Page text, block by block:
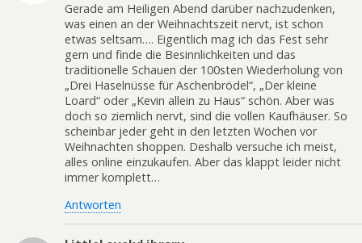
Gerade am Heiligen Abend darüber nachzudenken,
was einen an der Weihnachtszeit nervt, ist schon
etwas seltsam…. Eigentlich mag ich das Fest sehr
gern und finde die Besinnlichkeiten und das
traditionelle Schauen der 100sten Wiederholung von
„Drei Haselnüsse für Aschenbrödel“, „Der kleine
Loard“ oder „Kevin allein zu Haus“ schön. Aber was
doch so ziemlich nervt, sind die vollen Kaufhäuser. So
scheinbar jeder geht in den letzten Wochen vor
Weihnachten shoppen. Deshalb versuche ich meist,
alles online einzukaufen. Aber das klappt leider nicht
immer komplett…
Antworten